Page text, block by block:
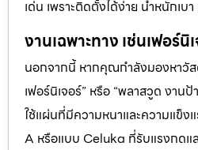
เด่น เพราะติดตั้งได้ง่าย น้ำหนักเบ
งานเฉพาะทาง เช่นเฟอร์
นอกจากนี้ หากคุณกำลังมองหาวั
เฟอร์นิเจอร์” หรือ “พลาสวูด งาน
ใช้แผ่นที่มีความหนาและความแข็ง
A หรือแบบ Celuka ที่รับแรงกดแ